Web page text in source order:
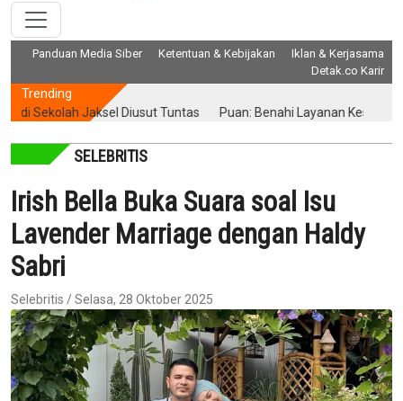
Panduan Media Siber Ketentuan & Kebijakan
Iklan & Kerjasama
Detak.co Karir
Trending
Jaksel Diusut Tuntas Puan: Benahi Layanan Kesehatan
SELEBRITIS
Irish Bella Buka Suara soal Isu
Lavender Marriage dengan Haldy
Sabri
Selebritis / Selasa, 28 Oktober 2025